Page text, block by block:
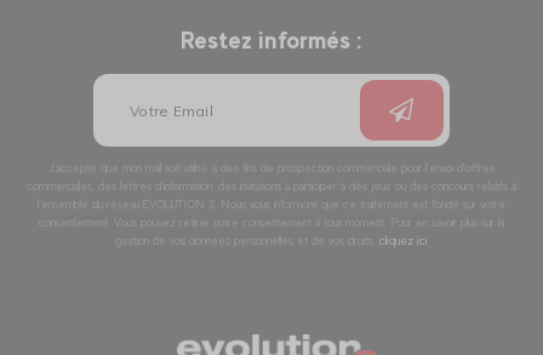
Restez informés :
J’accepte que mon mail soit utilisé à des fins de prospection commerciale pour l’envoi d’offres
commerciales, des lettres d’information, des invitations à participer à des jeux ou des concours relatifs à
l’ensemble du réseau EVOLUTION 2. Nous vous informons que ce traitement est fondé sur votre
consentement. Vous pouvez retirer votre consentement à tout moment. Pour en savoir plus sur la
gestion de vos données personnelles et de vos droits : cliquez ici